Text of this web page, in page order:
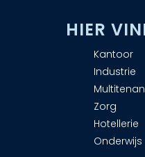
HIER
Kantoor
Industrie
Zorg
Hotellerie
Onderwijs